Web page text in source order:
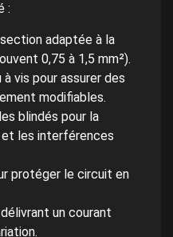
:
adaptée à la
0,75 à 1,5 mm²).
à vis pour assurer des
modifiables.
blindés pour la
les interférences
protéger le circuit en
délivrant un courant